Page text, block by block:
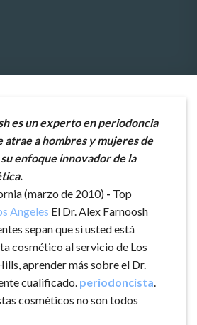
es un experto en periodoncia
atrae a hombres y mujeres de
enfoque innovador de la
(marzo de 2010) - Top
Angeles El Dr. Alex Farnoosh
sepan que si usted está
cosmético al servicio de Los
aprender más sobre el Dr.
cualificado. periodoncista.
cosméticos no son todos